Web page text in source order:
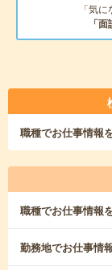
「気
「
職種でお仕事情報
職種でお仕事情報
勤務地でお仕事情